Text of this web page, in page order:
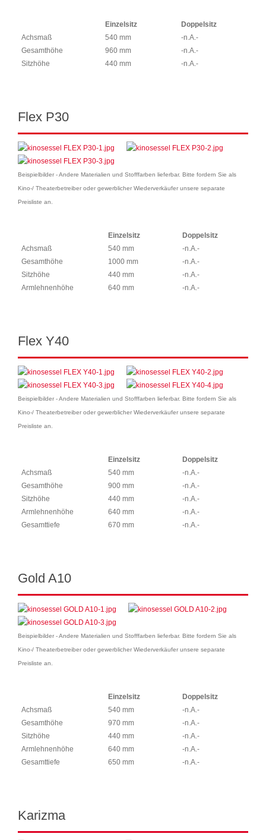
Einzelsitz
Doppelsitz
Achsmaß
540 mm
-n.A.-
Gesamthöhe
960 mm
-n.A.-
Sitzhöhe
440 mm -n.A.-
Flex P30
Beispielbilder - Andere Materialien und Stofffarben lieferbar. Bitte fordern Sie als
Kino-/ Theaterbetreiber oder gewerblicher Wiederverkäufer unsere separate
Preisliste an.
Einzelsitz
Doppelsitz
Achsmaß
540 mm
-n.A.-
Gesamthöhe
1000 mm
-n.A.-
Sitzhöhe
440 mm
-n.A.-
Armlehnenhöhe
640 mm -n.A.-
Flex Y40
Beispielbilder - Andere Materialien und Stofffarben lieferbar. Bitte fordern Sie als
Kino-/ Theaterbetreiber oder gewerblicher Wiederverkäufer unsere separate
Preisliste an.
Einzelsitz
Doppelsitz
Achsmaß
540 mm
-n.A.-
Gesamthöhe
900 mm
-n.A.-
Sitzhöhe
440 mm
-n.A.-
Armlehnenhöhe
640 mm
-n.A.-
Gesamttiefe
670 mm -n.A.-
Gold A10
Beispielbilder - Andere Materialien und Stofffarben lieferbar. Bitte fordern Sie als
Kino-/ Theaterbetreiber oder gewerblicher Wiederverkäufer unsere separate
Preisliste an.
Einzelsitz
Doppelsitz
Achsmaß
540 mm
-n.A.-
Gesamthöhe
970 mm
-n.A.-
Sitzhöhe
440 mm
-n.A.-
Armlehnenhöhe
640 mm
-n.A.-
Gesamttiefe
650 mm -n.A.-
Karizma